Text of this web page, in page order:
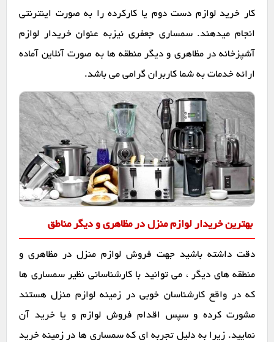
کار خرید لوازم دست دوم یا کارکرده را به صورت اینترنتی
انجام میدهند. سمساری جعفری نیزبه عنوان خریدار لوازم
آشپزخانه در مظاهری و دیگر منطقه ها به صورت آنلاین آماده
ارائه خدمات به شما کاربران گرامی می باشد.
بهترین خریدار لوازم منزل در مظاهری و دیگر مناطق
دقت داشته باشید جهت فروش لوازم منزل در مظاهری و
منطقه های دیگر ، می توانید با کارشناسانی نظیر سمساری ها
که در واقع کارشناسان خوبی در زمینه لوازم منزل هستند
مشورت کرده و سپس اقدام فروش لوازم و یا خرید آن
نمایید. زیرا به دلیل تجربه ای که سمساری ها در زمینه خرید